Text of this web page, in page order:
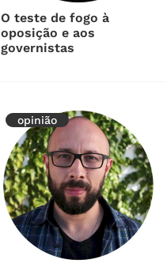
O teste de fogo à
oposição e aos
governistas
opinião